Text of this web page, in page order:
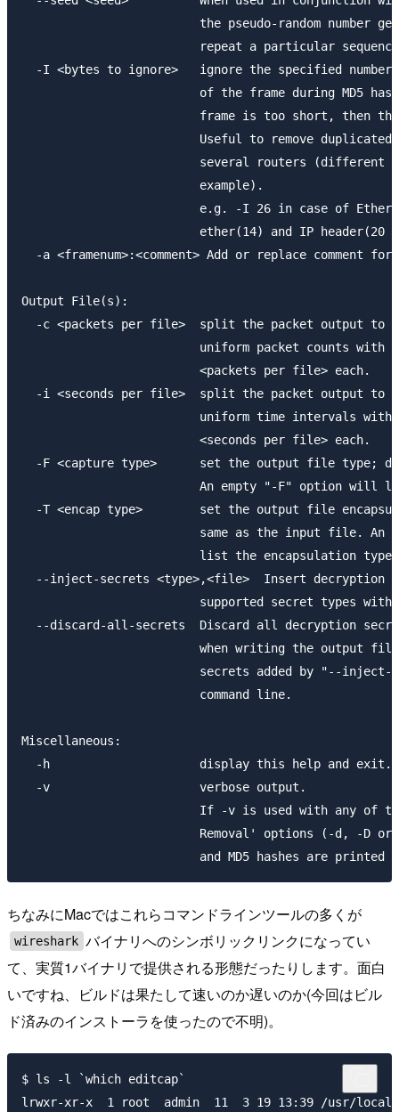
the pseudo-random number
repeat a particular
-I <bytes to ignore>   ignore the specified number
of the frame during MD5
frame is too short, then
Useful to remove duplicated
several routers (different
                         example).
e.g. -I 26 in case of
ether(14) and IP header(20
-a <framenum>:<comment> Add or replace comment for
Output File(s):
-c <packets per file>  split the packet output to
uniform packet counts with
                         <packets per file> each.
-i <seconds per file>  split the packet output to
uniform time intervals with
                         <seconds per file> each.
-F <capture type>      set the output file type;
An empty "-F" option will
-T <encap type>        set the output file
same as the input file. An
list the encapsulation
--inject-secrets <type>,<file>  Insert decryption
supported secret types with
--discard-all-secrets  Discard all decryption
when writing the output
secrets added by "--inject-
                         command line.
Miscellaneous:
  -h                     display this help and exit.
  -v                     verbose output.
If -v is used with any of
Removal' options (-d, -D or
ちなみにMacではこれらコマンドラインツールの多くが
wireshark バイナリへのシンボリックリンクになってい
て、実質1バイナリで提供される形態だったりします。面白
いですね、ビルドは果たして速いのか遅いのか(今回はビル
ド済みのインストーラを使ったので不明)。
$ ls -l `which editcap`